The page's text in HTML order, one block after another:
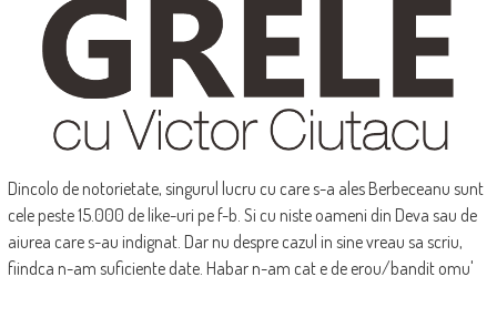
Dincolo de notorietate, singurul lucru cu care s-a ales Berbeceanu sunt
cele peste 15.000 de like-uri pe f-b. Si cu niste oameni din Deva sau de
aiurea care s-au indignat. Dar nu despre cazul in sine vreau sa scriu,
fiindca n-am suficiente date. Habar n-am cat e de erou/bandit omu'